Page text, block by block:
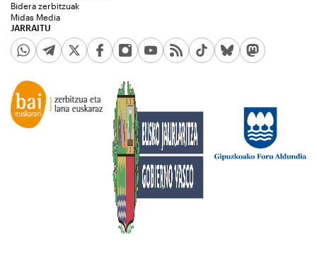
JARRAITU
Bidera zerbitzuak
Midas Media